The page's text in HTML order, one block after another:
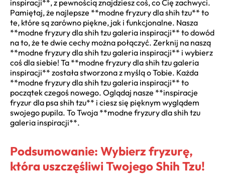
inspiracji**, z pewnością znajdziesz coś, co Cię zachwyci.
Pamiętaj, że najlepsze **modne fryzury dla shih tzu** to
te, które są zarówno piękne, jak i funkcjonalne. Nasza
**modne fryzury dla shih tzu galeria inspiracji** to dowód
na to, że te dwie cechy można połączyć. Zerknij na naszą
**modne fryzury dla shih tzu galeria inspiracji** i wybierz
coś dla siebie! Ta **modne fryzury dla shih tzu galeria
inspiracji** została stworzona z myślą o Tobie. Każda
**modne fryzury dla shih tzu galeria inspiracji** to
początek czegoś nowego. Oglądaj nasze **inspiracje
fryzur dla psa shih tzu** i ciesz się pięknym wyglądem
swojego pupila. To Twoja **modne fryzury dla shih tzu
galeria inspiracji**.
Podsumowanie: Wybierz fryzurę,
która uszczęśliwi Twojego Shih Tzu!